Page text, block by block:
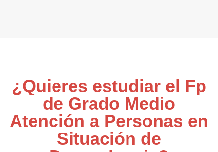
¿Quieres estudiar el Fp
de Grado Medio
Atención a Personas en
Situación de